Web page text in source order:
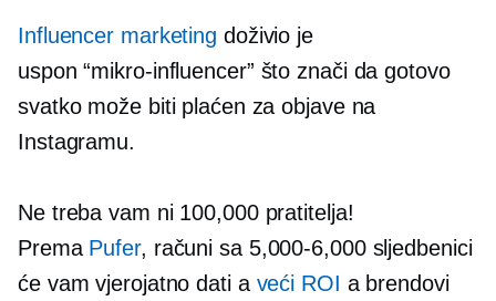
Influencer marketing doživio je
uspon“mikro-influencer” što znači da gotovo
svatko može biti plaćen za objave na
Instagramu.
Ne treba vam ni 100,000 pratitelja!
Prema Pufer, računi sa 5,000-6,000sljedbenici
će vam vjerojatno dati a veći ROI a brendovi